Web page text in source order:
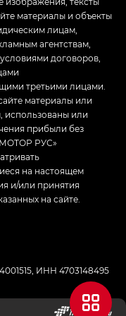
материалы и объекты
лицам,
агентствам,
договоров,
третьими лицами.
материалы или
использованы или
прибыли без
МОТОР РУС»
на настоящем
и/или принятия
на сайте.
ИНН 4703148495